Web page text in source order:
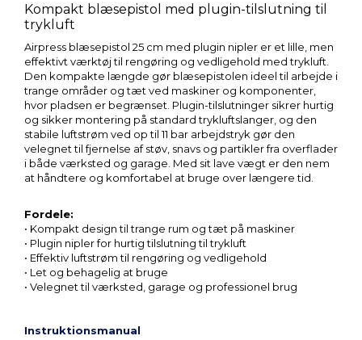
Kompakt blæsepistol med plugin-tilslutning til
trykluft
Airpress blæsepistol 25 cm med plugin nipler er et lille, men
effektivt værktøj til rengøring og vedligehold med trykluft.
Den kompakte længde gør blæsepistolen ideel til arbejde i
trange områder og tæt ved maskiner og komponenter,
hvor pladsen er begrænset. Plugin-tilslutninger sikrer hurtig
og sikker montering på standard trykluftslanger, og den
stabile luftstrøm ved op til 11 bar arbejdstryk gør den
velegnet til fjernelse af støv, snavs og partikler fra overflader
i både værksted og garage. Med sit lave vægt er den nem
at håndtere og komfortabel at bruge over længere tid.
Fordele:
• Kompakt design til trange rum og tæt på maskiner
• Plugin nipler for hurtig tilslutning til trykluft
• Effektiv luftstrøm til rengøring og vedligehold
• Let og behagelig at bruge
• Velegnet til værksted, garage og professionel brug
Instruktionsmanual